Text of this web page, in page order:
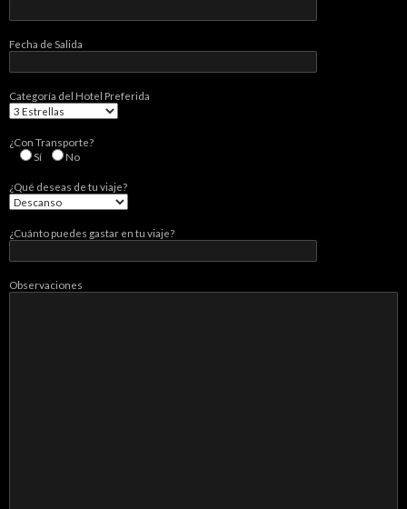
Fecha de Salida
Categorí­a del Hotel Preferida
¿Con Transporte?
Sí­
No
¿Qué deseas de tu viaje?
¿Cuánto puedes gastar en tu viaje?
Observaciones